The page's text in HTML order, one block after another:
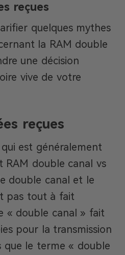
reçues
quelques mythes
la RAM double
une décision
vive de votre
reçues
est généralement
RAM double canal vs
double canal et le
pas tout à fait
« double canal » fait
pour la transmission
que le terme « double